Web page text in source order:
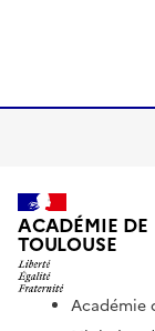
ACADÉMIE DE
TOULOUSE
Académie